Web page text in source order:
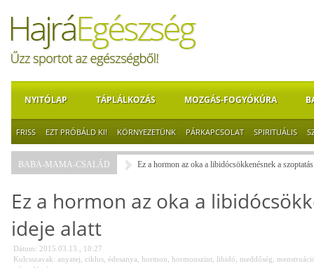
NYITÓLAP TÁPLÁLKOZÁS MOZGÁS-FOGYÓKÚRA
FRISS EZT PRÓBÁLD KI! KÖRNYEZETÜNK PÁRKAPCSOLAT SPIRITUÁLIS
BABA-MAMA-CSALÁD Ez a hormon az oka a libidócsökkenésnek a
Ez a hormon az oka a
ideje alatt
Dátum: 2015.03.13., 10:27
Kulcsszavak: anyatej ciklus édesanya hormon hormonszint libidó meddőség